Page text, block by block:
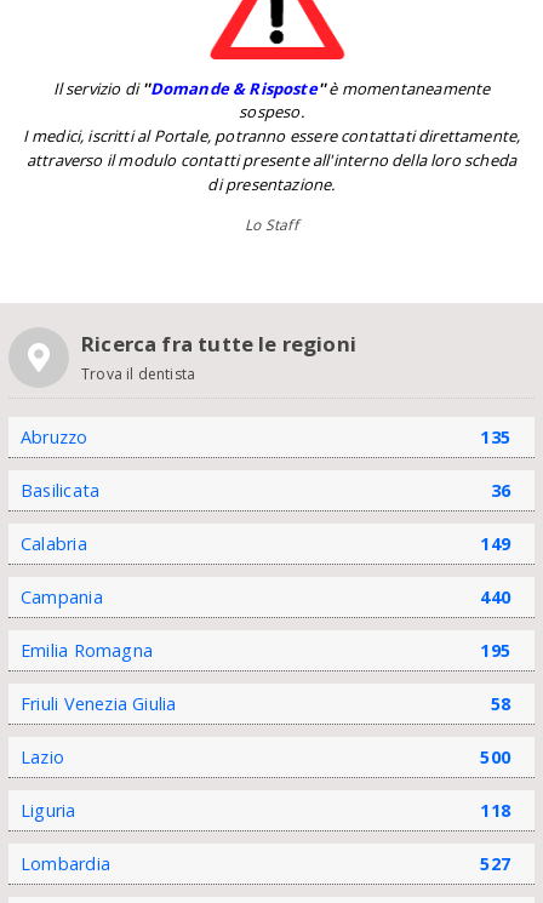
Il servizio di''Domande & Risposte''è momentaneamente
sospeso.
I medici, iscritti al Portale, potranno essere contattati direttamente,
attraverso il modulo contatti presente all'interno della loro scheda
di presentazione.
Lo Staff
Ricerca fra tutte le regioni
Trova il dentista
Abruzzo 135
Basilicata 36
Calabria 149
Campania 440
Emilia Romagna 195
Friuli Venezia Giulia 58
Lazio 500
Liguria 118
Lombardia 527